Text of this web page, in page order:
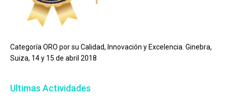
Categoría ORO por su Calidad, Innovación y Excelencia. Ginebra,
Suiza, 14 y 15 de abril 2018
Ultimas Actividades